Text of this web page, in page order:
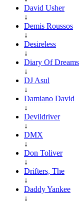
David Usher
↓
Demis Roussos
↓
Desireless
↓
Diary Of Dreams
↓
DJ Asul
↓
Damiano David
↓
Devildriver
↓
DMX
↓
Don Toliver
↓
Drifters, The
↓
Daddy Yankee
↓